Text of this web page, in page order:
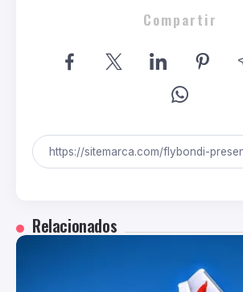
Compartir
Relacionados